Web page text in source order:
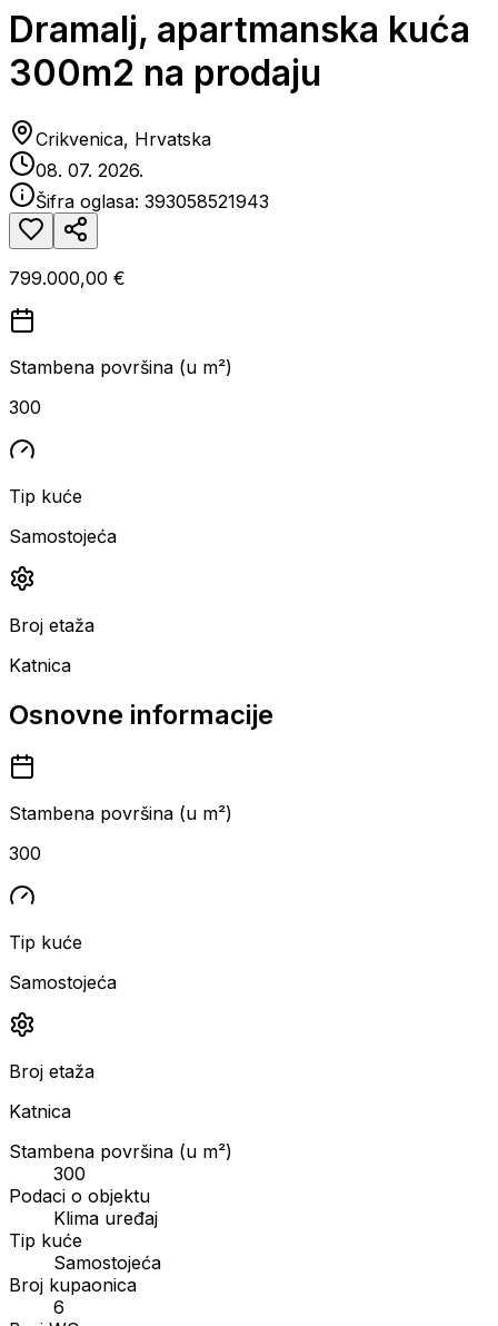
Dramalj, apartmanska kuća
300m2 na prodaju
Crikvenica, Hrvatska
08. 07. 2026.
Šifra oglasa: 393058521943
799.000,00 €
Stambena površina (u m²)
300
Tip kuće
Samostojeća
Broj etaža
Katnica
Osnovne informacije
Stambena površina (u m²)
300
Tip kuće
Samostojeća
Broj etaža
Katnica
Stambena površina (u m²)
300
Podaci o objektu
Klima uređaj
Tip kuće
Samostojeća
Broj kupaonica
6